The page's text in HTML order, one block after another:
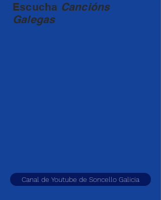
Escucha Cancións
Galegas
Canal de Youtube de Soncello Galicia